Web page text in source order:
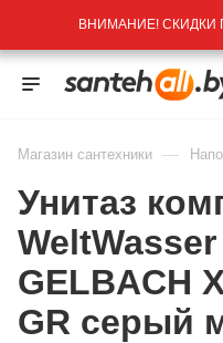
ВНИМАНИЕ! СКИДКИ
Магазин сантехники —
Унитаз
WeltWasser
GELBACH
GR серый